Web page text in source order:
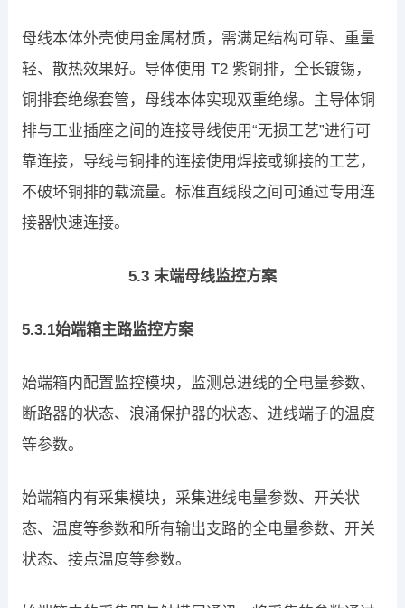
母线本体外壳使用金属材质，需满足结构可靠、重量
轻、散热效果好。导体使用 T2 紫铜排，全长镀锡，
铜排套绝缘套管，母线本体实现双重绝缘。主导体铜
排与工业插座之间的连接导线使用“无损工艺”进行可
靠连接，导线与铜排的连接使用焊接或铆接的工艺，
不破坏铜排的载流量。标准直线段之间可通过专用连
接器快速连接。
5.3 末端母线监控方案
5.3.1始端箱主路监控方案
始端箱内配置监控模块，监测总进线的全电量参数、
断路器的状态、浪涌保护器的状态、进线端子的温度
等参数。
始端箱内有采集模块，采集进线电量参数、开关状
态、温度等参数和所有输出支路的全电量参数、开关
状态、接点温度等参数。